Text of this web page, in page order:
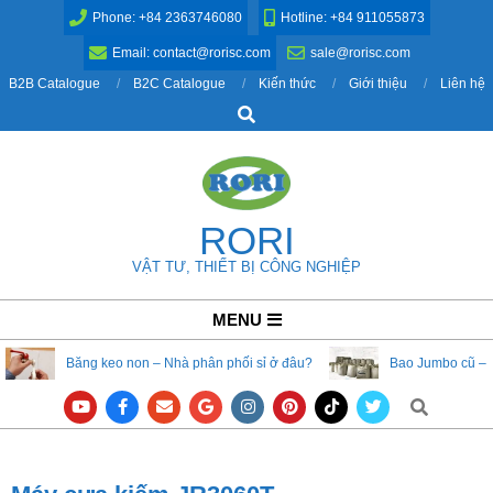
Phone: +84 2363746080 Hotline: +84 911055873
Email: contact@rorisc.com
sale@rorisc.com
B2B Catalogue
B2C Catalogue Kiến thức Giới thiệu
Liên hệ
Search
RORI
VẬT TƯ, THIẾT BỊ CÔNG NGHIỆP
Navigation
Menu
MENU
Băng keo non – Nhà phân phối sỉ ở đâu? Bao Jumbo cũ –
Search